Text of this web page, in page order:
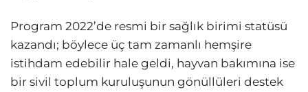
Program 2022’de resmi bir sağlık birimi statüsü
kazandı; böylece üç tam zamanlı hemşire
istihdam edebilir hale geldi, hayvan bakımına ise
bir sivil toplum kuruluşunun gönüllüleri destek